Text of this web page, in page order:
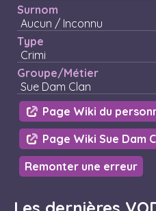
Surnom
Aucun / Inconnu
Type
Crimi
Groupe/Métier
Sue Dam Clan
Page Wiki du
Page Wiki Sue Dam
Remonter une erreur